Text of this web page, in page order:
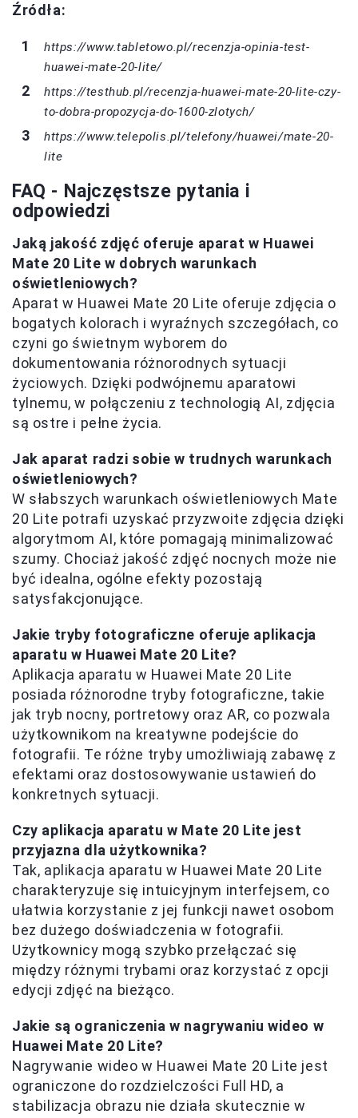
Źródła:
https://www.tabletowo.pl/recenzja-opinia-test-
huawei-mate-20-lite/
https://testhub.pl/recenzja-huawei-mate-20-lite-czy-
to-dobra-propozycja-do-1600-zlotych/
https://www.telepolis.pl/telefony/huawei/mate-20-
lite
FAQ - Najczęstsze pytania i
odpowiedzi
Jaką jakość zdjęć oferuje aparat w Huawei
Mate 20 Lite w dobrych warunkach
oświetleniowych?
Aparat w Huawei Mate 20 Lite oferuje zdjęcia o
bogatych kolorach i wyraźnych szczegółach, co
czyni go świetnym wyborem do
dokumentowania różnorodnych sytuacji
życiowych. Dzięki podwójnemu aparatowi
tylnemu, w połączeniu z technologią AI, zdjęcia
są ostre i pełne życia.
Jak aparat radzi sobie w trudnych warunkach
oświetleniowych?
W słabszych warunkach oświetleniowych Mate
20 Lite potrafi uzyskać przyzwoite zdjęcia dzięki
algorytmom AI, które pomagają minimalizować
szumy. Chociaż jakość zdjęć nocnych może nie
być idealna, ogólne efekty pozostają
satysfakcjonujące.
Jakie tryby fotograficzne oferuje aplikacja
aparatu w Huawei Mate 20 Lite?
Aplikacja aparatu w Huawei Mate 20 Lite
posiada różnorodne tryby fotograficzne, takie
jak tryb nocny, portretowy oraz AR, co pozwala
użytkownikom na kreatywne podejście do
fotografii. Te różne tryby umożliwiają zabawę z
efektami oraz dostosowywanie ustawień do
konkretnych sytuacji.
Czy aplikacja aparatu w Mate 20 Lite jest
przyjazna dla użytkownika?
Tak, aplikacja aparatu w Huawei Mate 20 Lite
charakteryzuje się intuicyjnym interfejsem, co
ułatwia korzystanie z jej funkcji nawet osobom
bez dużego doświadczenia w fotografii.
Użytkownicy mogą szybko przełączać się
między różnymi trybami oraz korzystać z opcji
edycji zdjęć na bieżąco.
Jakie są ograniczenia w nagrywaniu wideo w
Huawei Mate 20 Lite?
Nagrywanie wideo w Huawei Mate 20 Lite jest
ograniczone do rozdzielczości Full HD, a
stabilizacja obrazu nie działa skutecznie w